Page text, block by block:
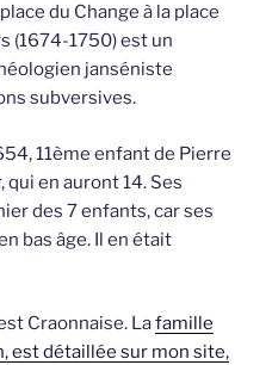
du Change à la place
(1674-1750) est un
janséniste
subversives.
11ème enfant de Pierre
en auront 14. Ses
des 7 enfants, car ses
bas âge. Il en était
Craonnaise. Lafamille
est détaillée sur mon site,